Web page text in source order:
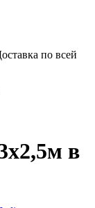
по всей
в